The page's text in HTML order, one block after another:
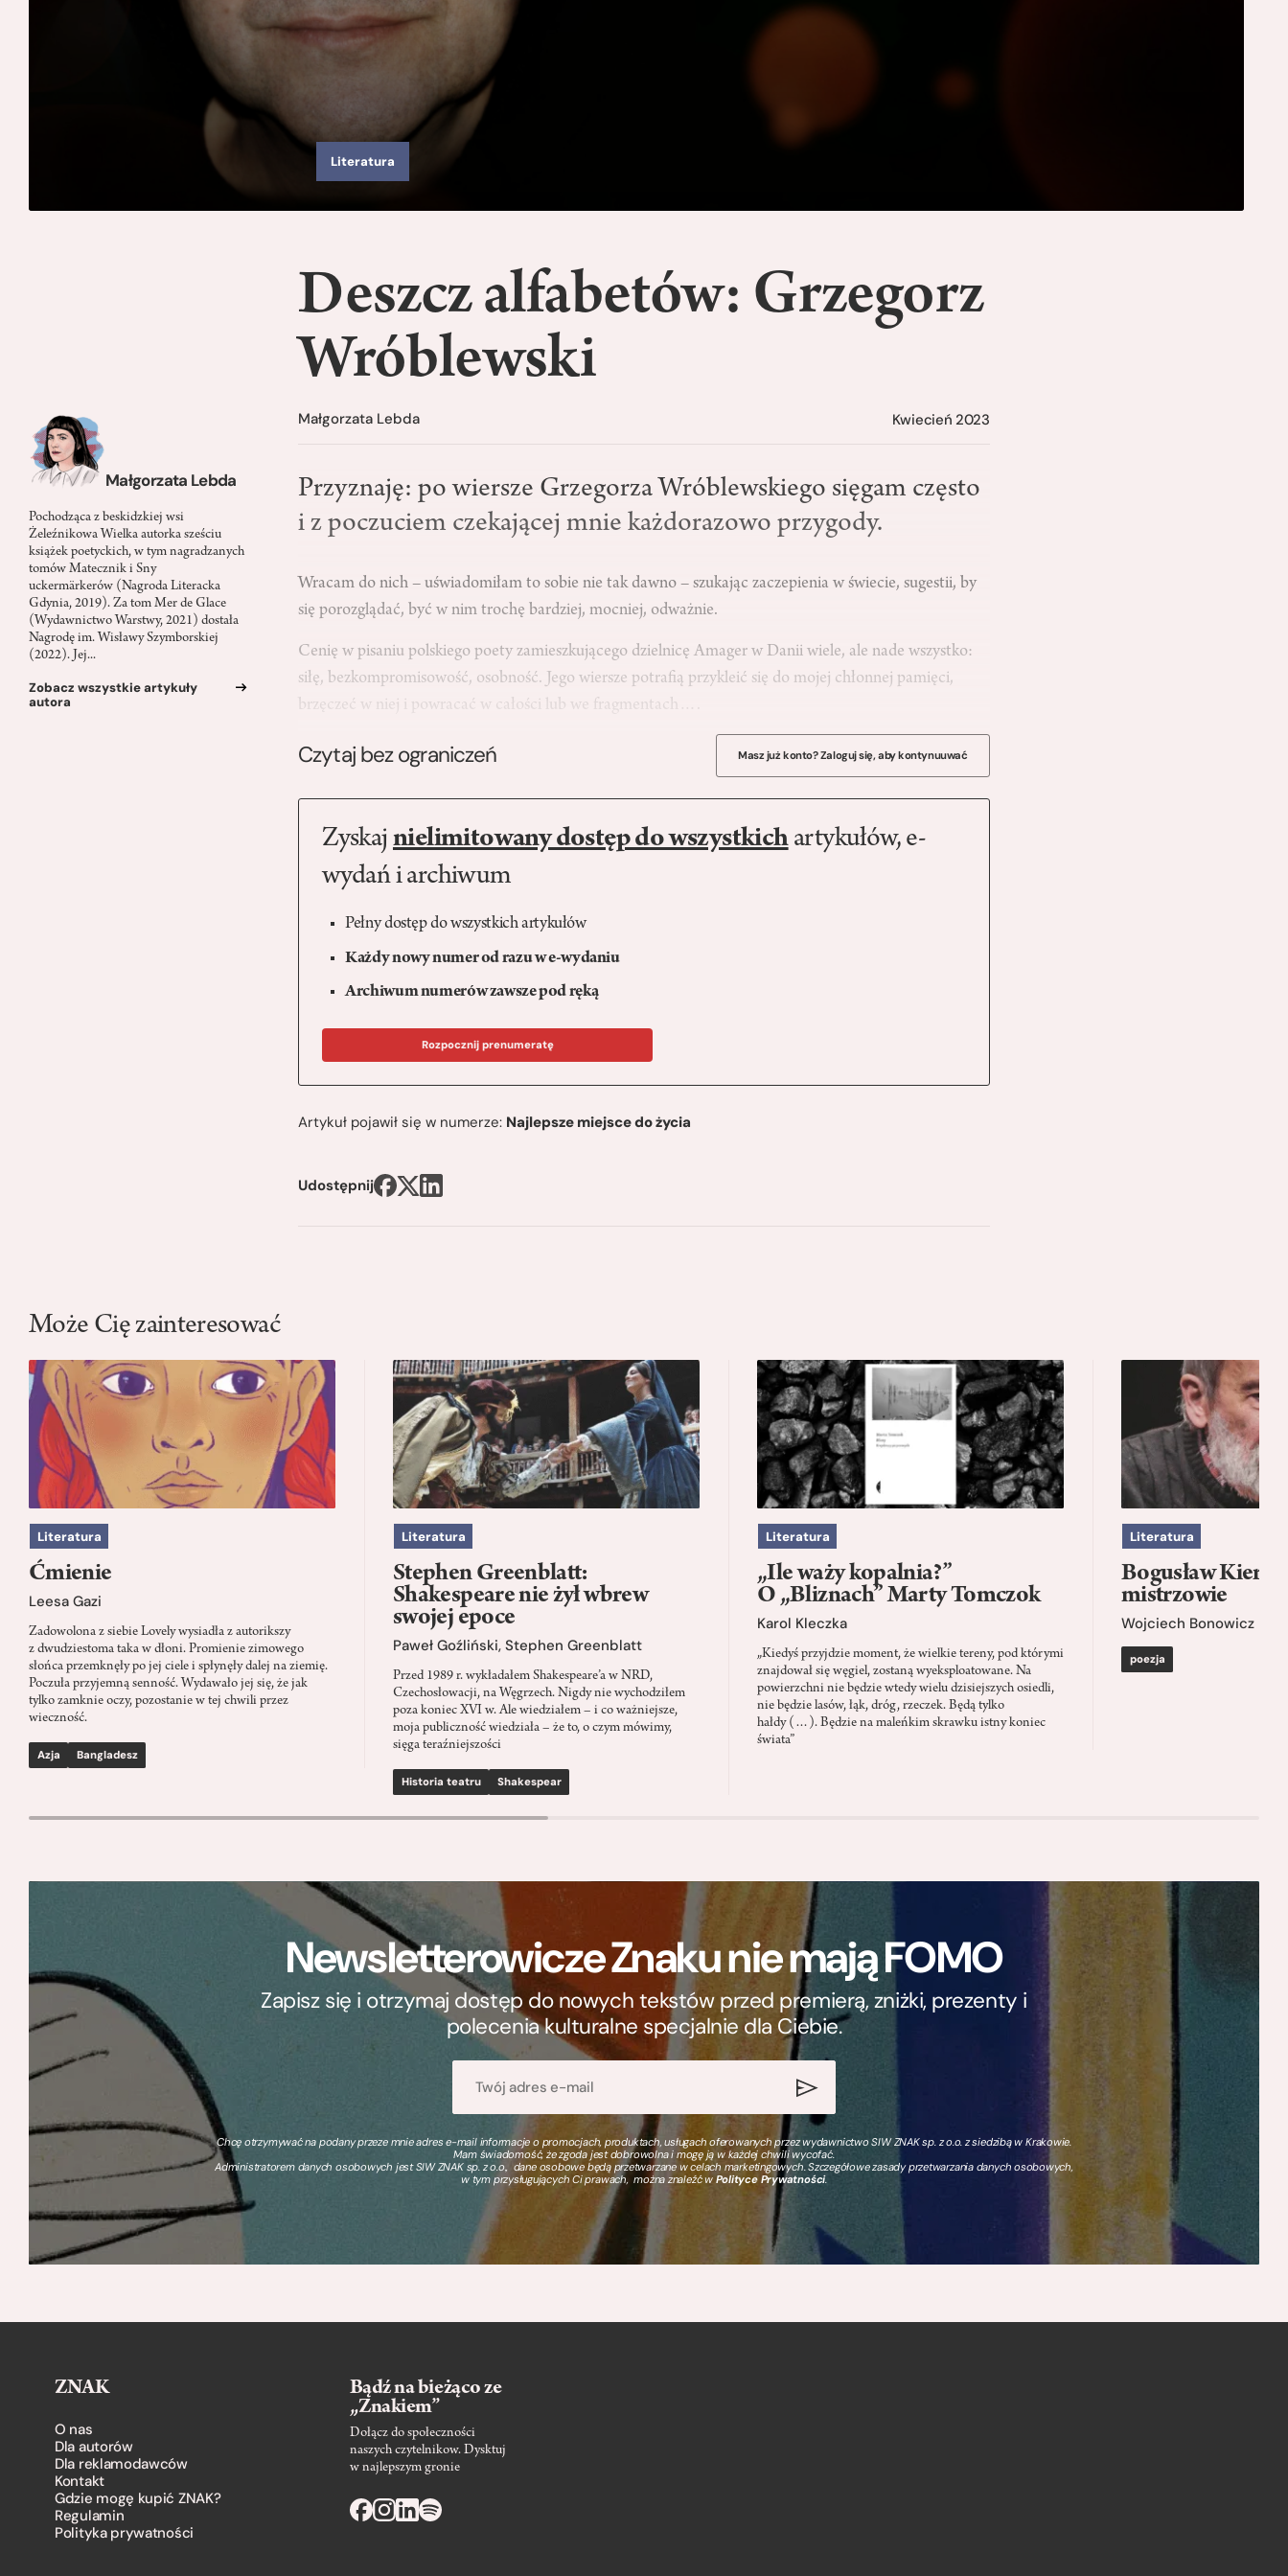
Literatura
Małgorzata Lebda
Pochodząca z beskidzkiej wsi
Żeleźnikowa Wielka autorka sześciu
książek poetyckich, w tym nagradzanych
tomów Matecznik i Sny
uckermärkerów (Nagroda Literacka
Gdynia, 2019). Za tom Mer de Glace
(Wydawnictwo Warstwy, 2021) dostała
Nagrodę im. Wisławy Szymborskiej
(2022). Jej...
Zobacz wszystkie artykuły
autora
Deszcz alfabetów: Grzegorz
Wróblewski
Małgorzata Lebda Kwiecień 2023
Przyznaję: po wiersze Grzegorza Wróblewskiego sięgam często
i z poczuciem czekającej mnie każdorazowo przygody.
Wracam do nich – uświadomiłam to sobie nie tak dawno – szukając zaczepienia w świecie, sugestii, by
się porozglądać, być w nim trochę bardziej, mocniej, odważnie.
Cenię w pisaniu polskiego poety zamieszkującego dzielnicę Amager w Danii wiele, ale nade wszystko:
siłę, bezkompromisowość, osobność. Jego wiersze potrafią przykleić się do mojej chłonnej pamięci,
brzęczeć w niej i powracać w całości lub we fragmentach….
Czytaj bez ograniczeń Masz już konto? Zaloguj się, aby kontynuuwać
Zyskaj nielimitowany dostęp do wszystkichartykułów, e-
wydań i archiwum
Pełny dostęp do wszystkich artykułów
Każdy nowy numer od razu w e-wydaniu
Archiwum numerów zawsze pod ręką
Rozpocznij prenumeratę
Artykuł pojawił się w numerze: Najlepsze miejsce do życia
Udostępnij
Może Cię zainteresować
Literatura
Ćmienie
Leesa Gazi
Zadowolona z siebie Lovely wysiadła z autorikszy
z dwudziestoma taka w dłoni. Promienie zimowego
słońca przemknęły po jej ciele i spłynęły dalej na ziemię.
Poczuła przyjemną senność. Wydawało jej się, że jak
tylko zamknie oczy, pozostanie w tej chwili przez
wieczność.
Azja Bangladesz
Literatura
Stephen Greenblatt:
Shakespeare nie żył wbrew
swojej epoce
Paweł Goźliński, Stephen Greenblatt
Przed 1989 r. wykładałem Shakespeare’a w NRD,
Czechosłowacji, na Węgrzech. Nigdy nie wychodziłem
poza koniec XVI w. Ale wiedziałem – i co ważniejsze,
moja publiczność wiedziała – że to, o czym mówimy,
sięga teraźniejszości
Historia teatru Shakespear
Literatura
„Ile waży kopalnia?”
O „Bliznach” Marty Tomczok
Karol Kleczka
„Kiedyś przyjdzie moment, że wielkie tereny, pod którymi
znajdował się węgiel, zostaną wyeksploatowane. Na
powierzchni nie będzie wtedy wielu dzisiejszych osiedli,
nie będzie lasów, łąk, dróg, rzeczek. Będą tylko
hałdy (…). Będzie na maleńkim skrawku istny koniec
świata”
Literatura
Bogusław Kierc
mistrzowie
Wojciech Bonowicz
poezja
Newsletterowicze Znaku nie mają FOMO
Zapisz się i otrzymaj dostęp do nowych tekstów przed premierą, zniżki, prezenty i
polecenia kulturalne specjalnie dla Ciebie.
Chcę otrzymywać na podany przeze mnie adres e-mail informacje o promocjach, produktach, usługach oferowanych przez wydawnictwo SIW ZNAK sp. z o.o. z siedzibą w Krakowie.
Mam świadomość, że zgoda jest dobrowolna i mogę ją w każdej chwili wycofać.
Administratorem danych osobowych jest SIW ZNAK sp. z o.o., dane osobowe będą przetwarzane w celach marketingowych. Szczegółowe zasady przetwarzania danych osobowych,
w tym przysługujących Ci prawach, można znaleźć wPolityce Prywatności.
ZNAK
O nas
Dla autorów
Dla reklamodawców
Kontakt
Gdzie mogę kupić ZNAK?
Regulamin
Polityka prywatności
Bądź na bieżąco ze
„Znakiem”
Dołącz do społeczności
naszych czytelnikow. Dysktuj
w najlepszym gronie